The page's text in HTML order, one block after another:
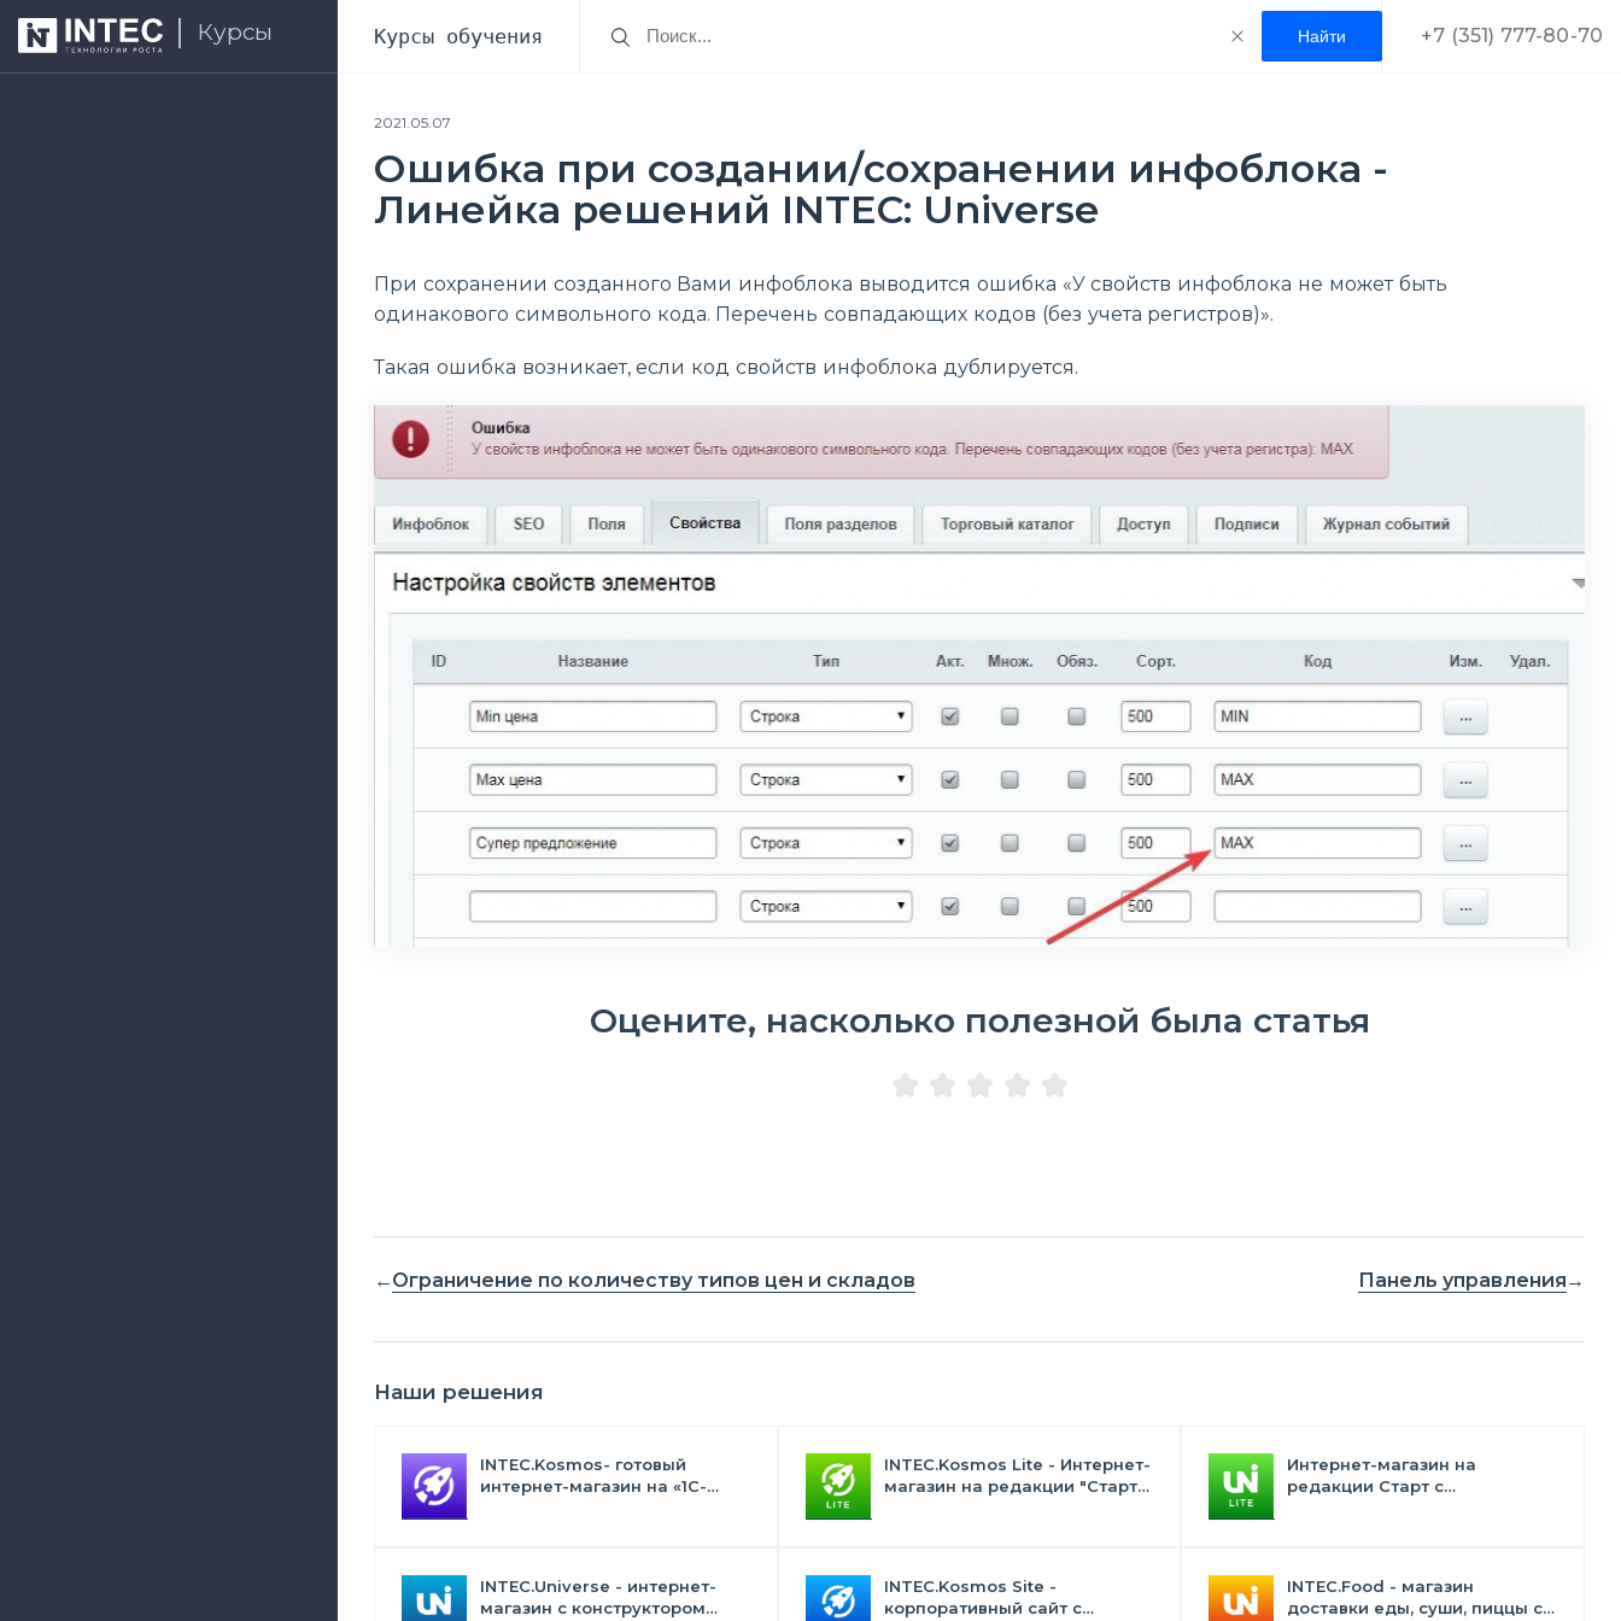
Курсы Курсы обучения +7 (351) 777-80-70
2021.05.07
Ошибка при создании/сохранении инфоблока -
Линейка решений INTEC: Universe
При сохранении созданного Вами инфоблока выводится ошибка «У свойств инфоблока не может быть
одинакового символьного кода. Перечень совпадающих кодов (без учета регистров)».
Такая ошибка возникает, если код свойств инфоблока дублируется.
Оцените, насколько полезной была статья
Ограничение по количеству типов цен и складов Панель управления
Наши решения
INTEC.Kosmos- готовый
интернет-магазин на «1С-
INTEC.Kosmos Lite - Интернет-
магазин на редакции "Старт"
Интернет-магазин на
редакции Старт с
INTEC.Universe - интернет-
магазин с конструктором
INTEC.Kosmos Site -
корпоративный сайт с
INTEC.Food - магазин
доставки еды, суши, пиццы с